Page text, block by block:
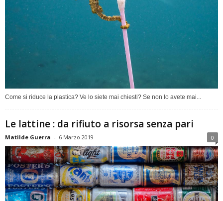
Come si riduce la plastica? Ve lo siete mai chiesti? Se non lo avete mai...
Le lattine : da rifiuto a risorsa senza pari
Matilde Guerra - 6 Marzo 2019 0